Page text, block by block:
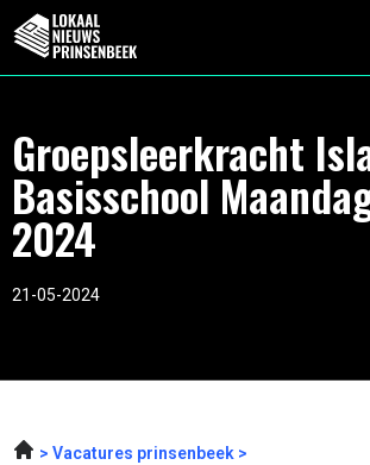
Groepsleerkracht
Basisschool
2024
21-05-2024
Vacatures prinsenbeek